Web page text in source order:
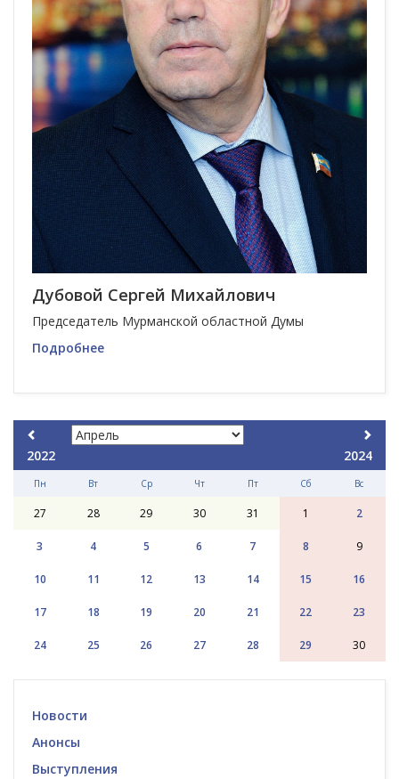
Дубовой Сергей Михайлович
Председатель Мурманской областной Думы
Подробнее
2022 2024
Пн Вт Ср Чт Пт Сб Вс
27 28 29 30 31 1 2
3 4 5 6 7 8 9
10 11 12 13 14 15 16
17 18 19 20 21 22 23
24 25 26 27 28 29 30
Новости
Анонсы
Выступления